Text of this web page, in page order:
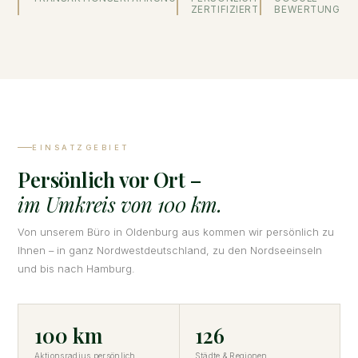
ZERTIFIZIERT
BEWERTUNG
EINSATZGEBIET
Persönlich vor Ort –
im Umkreis von 100 km.
Von unserem Büro in Oldenburg aus kommen wir persönlich zu
Ihnen – in ganz Nordwestdeutschland, zu den Nordseeinseln
und bis nach Hamburg.
100 km
Aktionsradius persönlich
126
Städte & Regionen